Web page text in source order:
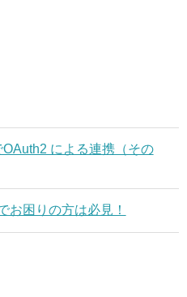
による連携（その
お困りの方は必見！